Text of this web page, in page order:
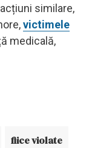
similare,
victimele
medicală,
fiice violate